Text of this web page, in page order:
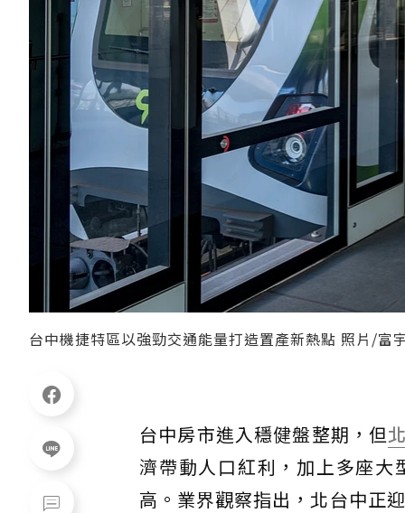
台中機捷特區以強勁交通能量打造置產新熱點 照片/富
台中房市進入穩健盤整期，但
濟帶動人口紅利，加上多座大
高。業界觀察指出，北台中正